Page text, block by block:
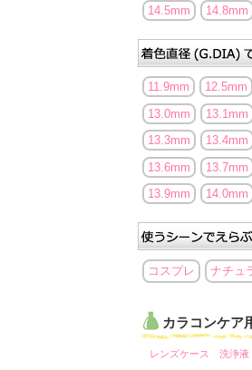
14.5mm
14.8mm
11.9mm 12.5mm
13.0mm
13.1mm
13.3mm
13.4mm
13.6mm
13.7mm
13.9mm
14.0mm
コスプレ ナチュ
カラコンケア
レンズケース 洗浄液